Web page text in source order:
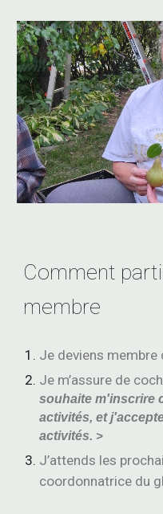
Comment
membre
Je deviens
Je m’assure de
souhaite m'inscrire
activités, et
activités. >
J’attends les
coordonnatrice du